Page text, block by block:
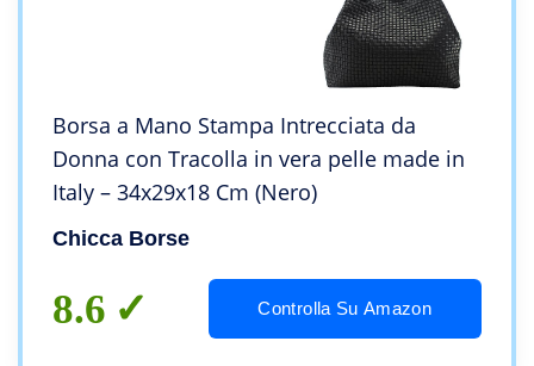
Borsa a Mano Stampa Intrecciata da
Donna con Tracolla in vera pelle made in
Italy – 34x29x18 Cm (Nero)
Chicca Borse
8.6 Controlla Su Amazon